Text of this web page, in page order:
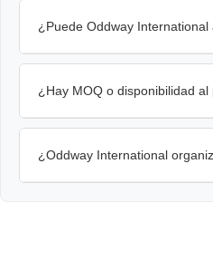
¿Puede Oddway
¿Hay MOQ o disponibilidad
¿Oddway International